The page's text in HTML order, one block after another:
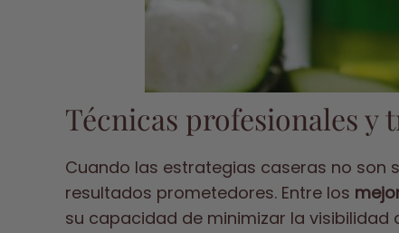
Técnicas profesionales y
Cuando las estrategias caseras no son
resultados prometedores. Entre los
su capacidad de minimizar la